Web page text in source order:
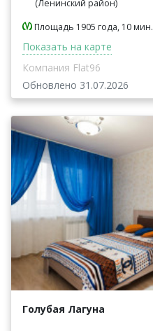
(Ленинский район)
Площадь 1905 года, 10 мин.
Показать на карте
Компания Flat96
Обновлено 31.07.2026
Голубая Лагуна